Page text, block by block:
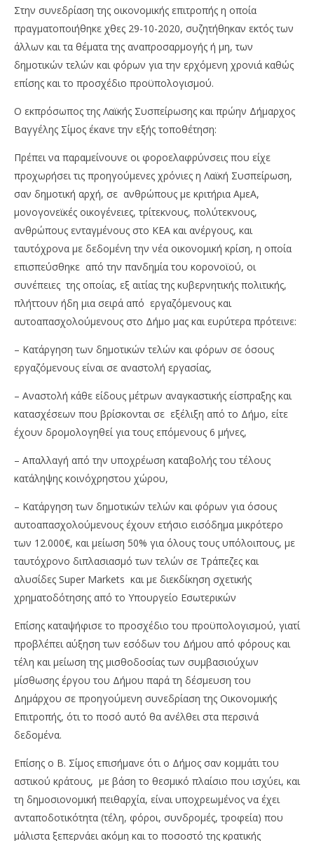
Στην συνεδρίαση της οικονομικής επιτροπής η οποία
πραγματοποιήθηκε χθες 29-10-2020, συζητήθηκαν εκτός των
άλλων και τα θέματα της αναπροσαρμογής ή μη, των
δημοτικών τελών και φόρων για την ερχόμενη χρονιά καθώς
επίσης και το προσχέδιο προϋπολογισμού.
Ο εκπρόσωπος της Λαϊκής Συσπείρωσης και πρώην Δήμαρχος
Βαγγέλης Σίμος έκανε την εξής τοποθέτηση:
Πρέπει να παραμείνουνε οι φοροελαφρύνσεις που είχε
προχωρήσει τις προηγούμενες χρόνιες η Λαϊκή Συσπείρωση,
σαν δημοτική αρχή, σε ανθρώπους με κριτήρια ΑμεΑ,
μονογονεϊκές οικογένειες, τρίτεκνους, πολύτεκνους,
ανθρώπους ενταγμένους στο ΚΕΑ και ανέργους, και
ταυτόχρονα με δεδομένη την νέα οικονομική κρίση, η οποία
επισπεύσθηκε από την πανδημία του κορονοϊού, οι
συνέπειες της οποίας, εξ αιτίας της κυβερνητικής πολιτικής,
πλήττουν ήδη μια σειρά από εργαζόμενους και
αυτοαπασχολούμενους στο Δήμο μας και ευρύτερα πρότεινε:
– Κατάργηση των δημοτικών τελών και φόρων σε όσους
εργαζόμενους είναι σε αναστολή εργασίας,
– Αναστολή κάθε είδους μέτρων αναγκαστικής είσπραξης και
κατασχέσεων που βρίσκονται σε εξέλιξη από το Δήμο, είτε
έχουν δρομολογηθεί για τους επόμενους 6 μήνες,
– Απαλλαγή από την υποχρέωση καταβολής του τέλους
κατάληψης κοινόχρηστου χώρου,
– Κατάργηση των δημοτικών τελών και φόρων για όσους
αυτοαπασχολούμενους έχουν ετήσιο εισόδημα μικρότερο
των 12.000€, και μείωση 50% για όλους τους υπόλοιπους, με
ταυτόχρονο διπλασιασμό των τελών σε Τράπεζες και
αλυσίδες Super Markets και με διεκδίκηση σχετικής
χρηματοδότησης από το Υπουργείο Εσωτερικών
Επίσης καταψήφισε το προσχέδιο του προϋπολογισμού, γιατί
προβλέπει αύξηση των εσόδων του Δήμου από φόρους και
τέλη και μείωση της μισθοδοσίας των συμβασιούχων
μίσθωσης έργου του Δήμου παρά τη δέσμευση του
Δημάρχου σε προηγούμενη συνεδρίαση της Οικονομικής
Επιτροπής, ότι το ποσό αυτό θα ανέλθει στα περσινά
δεδομένα.
Επίσης ο Β. Σίμος επισήμανε ότι ο Δήμος σαν κομμάτι του
αστικού κράτους, με βάση το θεσμικό πλαίσιο που ισχύει, και
τη δημοσιονομική πειθαρχία, είναι υποχρεωμένος να έχει
ανταποδοτικότητα (τέλη, φόροι, συνδρομές, τροφεία) που
μάλιστα ξεπερνάει ακόμη και το ποσοστό της κρατικής